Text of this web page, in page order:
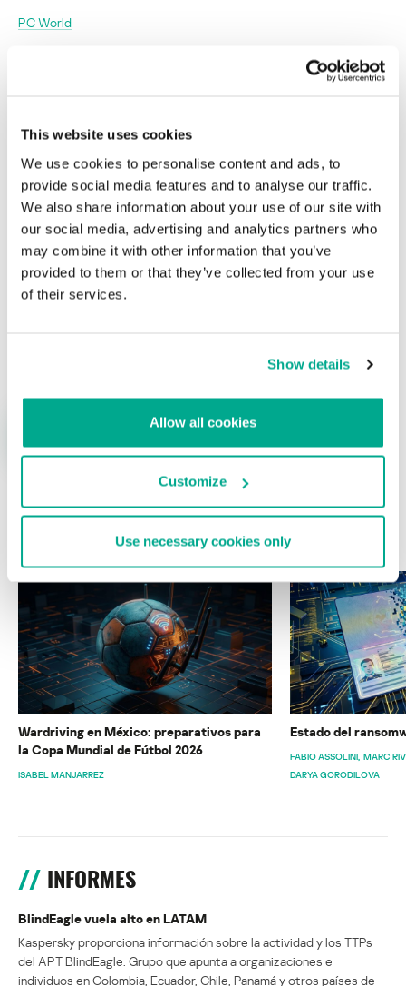
This website uses cookies
We use cookies to personalise content and ads, to
provide social media features and to analyse our traffic.
We also share information about your use of our site with
our social media, advertising and analytics partners who
may combine it with other information that you’ve
provided to them or that they’ve collected from your use
of their services.
Show details
Allow all cookies
Customize
Use necessary cookies only
PC World
se instala en Seagate Central
Su dirección de correo electrónico no será publicada.
campos obligatorios están marcados con*
ÚLTIMAS PUBLICACIONES
Wardriving en México: preparativos para
la Copa Mundial de Fútbol 2026
ISABEL MANJARREZ
Estado del
FABIO ASSOLINI MARC
DARYA GORODILOVA
INFORMES
BlindEagle vuela alto en LATAM
Kaspersky proporciona información sobre la actividad y los TTPs
del APT BlindEagle. Grupo que apunta a organizaciones e
individuos en Colombia, Ecuador, Chile, Panamá y otros países de